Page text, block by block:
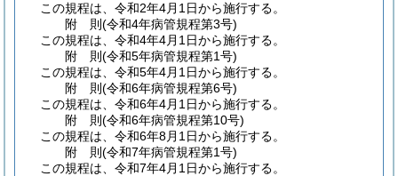
この規程は、令和2年4月1日から施行する。
附 則(令和4年病管規程第3号)
この規程は、令和4年4月1日から施行する。
附 則(令和5年病管規程第1号)
この規程は、令和5年4月1日から施行する。
附 則(令和6年病管規程第6号)
この規程は、令和6年4月1日から施行する。
附 則(令和6年病管規程第10号)
この規程は、令和6年8月1日から施行する。
附 則(令和7年病管規程第1号)
この規程は、令和7年4月1日から施行する。